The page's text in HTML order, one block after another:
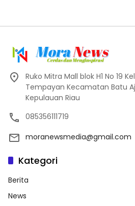
Ruko Mitra Mall blok H1 No 19
Tempayan Kecamatan Batu
Kepulauan Riau
085356111719
moranewsmedia@gmail.com
Kategori
Berita
News